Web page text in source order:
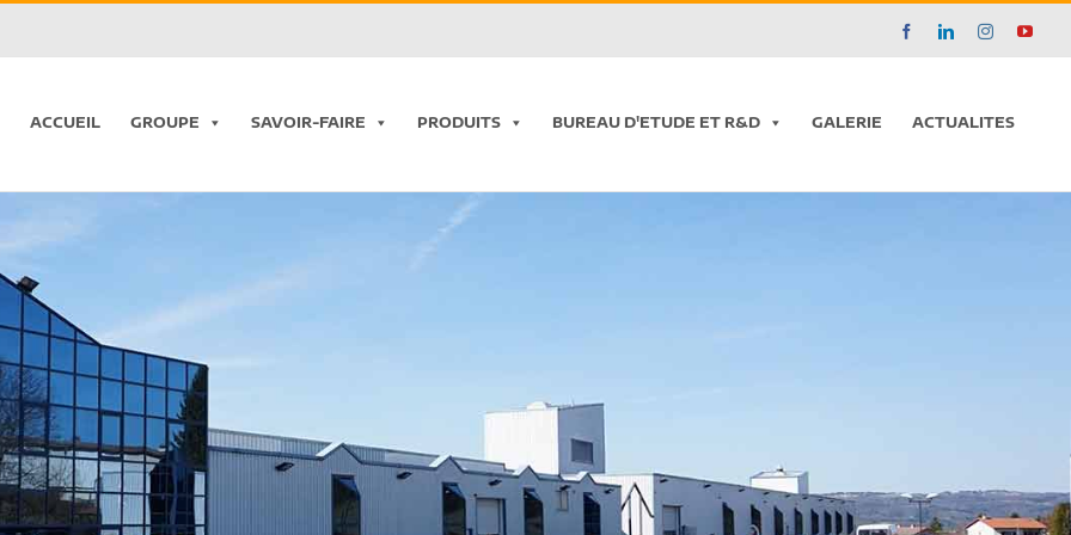
FacebookLinkedInInstagram
ACCUEIL GROUPE SAVOIR-FAIRE PRODUITS BUREAU D'ETUDE ET R&D GALERIE ACTUALITES
Chargement...